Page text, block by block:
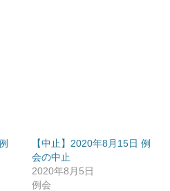
【中止】2020年8月15日 例
会の中止
2020年8月5日
例会